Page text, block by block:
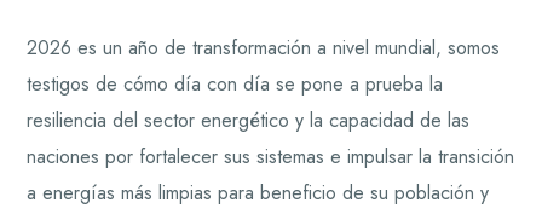
2026 es un año de transformación a nivel mundial, somos
testigos de cómo día con día se pone a prueba la
resiliencia del sector energético y la capacidad de las
naciones por fortalecer sus sistemas e impulsar la transición
a energías más limpias para beneficio de su población y